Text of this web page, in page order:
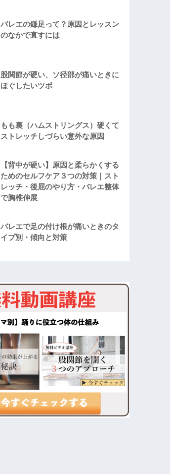
バレエの鎌足って？原因とレッスン
のなかで直すには
股関節が硬い、ソ径部が痛いときに
ほぐしたいツボ
もも裏（ハムストリングス）硬くて
ストレッチしづらい意外な原因
【背中が硬い】原因と柔らかくする
ためのセルフケア３つの対策｜スト
レッチ・後屈のやり方・バレエ整体
で胸椎伸展
バレエで足の付け根が痛いときのタ
イプ別・傾向と対策